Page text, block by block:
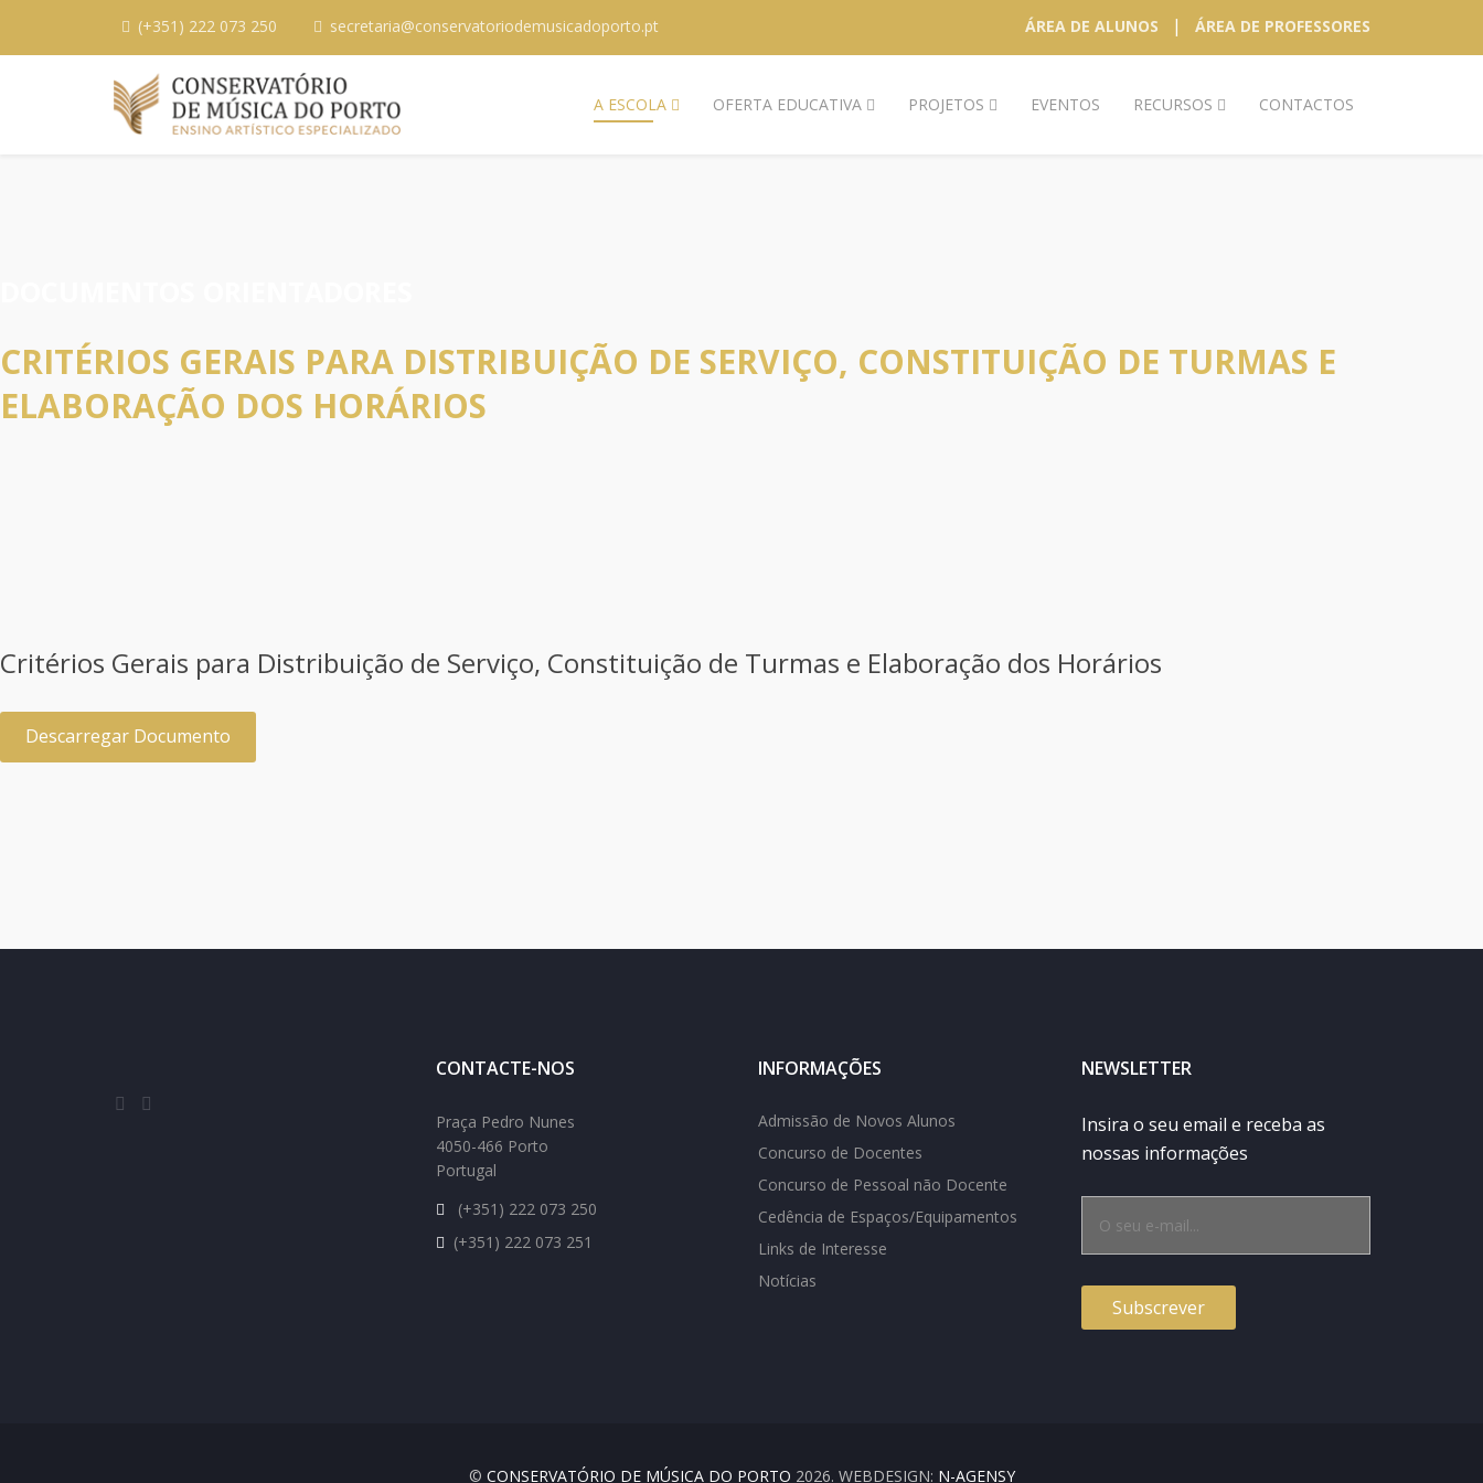
(+351) 222 073 250 secretaria@conservatoriodemusicadoporto.pt ÁREA DE ALUNOS | ÁREA DE PROFESSORES
A ESCOLA OFERTA EDUCATIVA PROJETOS EVENTOS RECURSOS CONTACTOS
CRITÉRIOS GERAIS PARA DISTRIBUIÇÃO DE SERVIÇO, CONSTITUIÇÃO DE TURMAS E
ELABORAÇÃO DOS HORÁRIOS
Critérios Gerais para Distribuição de Serviço, Constituição de Turmas e Elaboração dos Horários
Descarregar Documento
CONTACTE-NOS
Praça Pedro Nunes
4050-466 Porto
Portugal
(+351) 222 073 250
(+351) 222 073 251
INFORMAÇÕES
Admissão de Novos Alunos
Concurso de Docentes
Concurso de Pessoal não Docente
Cedência de Espaços/Equipamentos
Links de Interesse
Notícias
NEWSLETTER
Insira o seu email e receba as
nossas informações
© CONSERVATÓRIO DE MÚSICA DO PORTO 2026. WEBDESIGN: N-AGENSY